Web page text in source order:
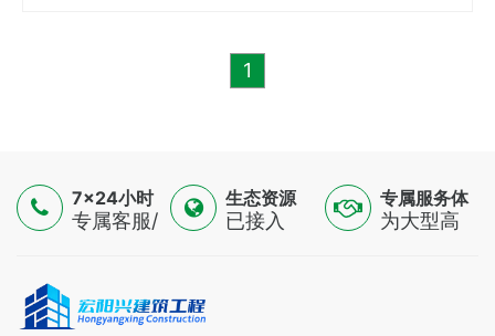
1
7×24小时
服务
专属客服/
三线支持
生态资源
已接入
专属服务体
验
为大型高